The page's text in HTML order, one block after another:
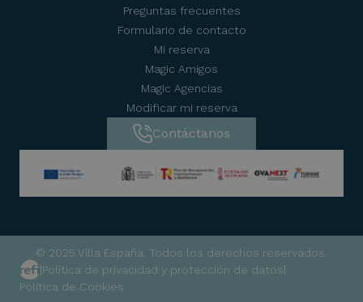
Contáctanos
Preguntas frecuentes
Formulario de contacto
Mi reserva
Magic Amigos
Magic Agencias
Modificar mi reserva
© 2025 Villa España. Todos los derechos reservados.
Política de privacidad y protección de datos
Política de Cookies